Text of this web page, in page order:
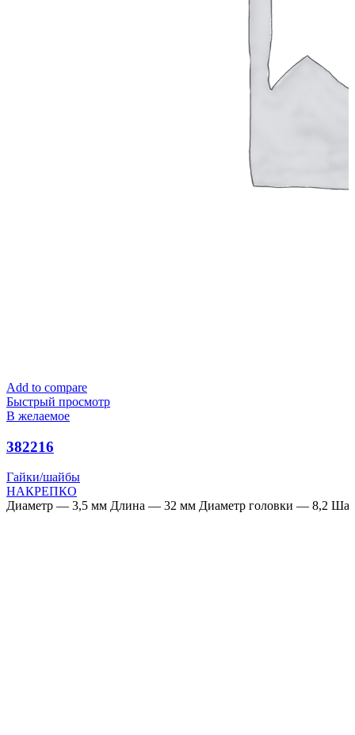
Add to compare
Быстрый просмотр
В желаемое
382216
Гайки/шайбы
НАКРЕПКО
Диаметр — 3,5 мм Длина — 32 мм Диаметр головки — 8,2 Шаг